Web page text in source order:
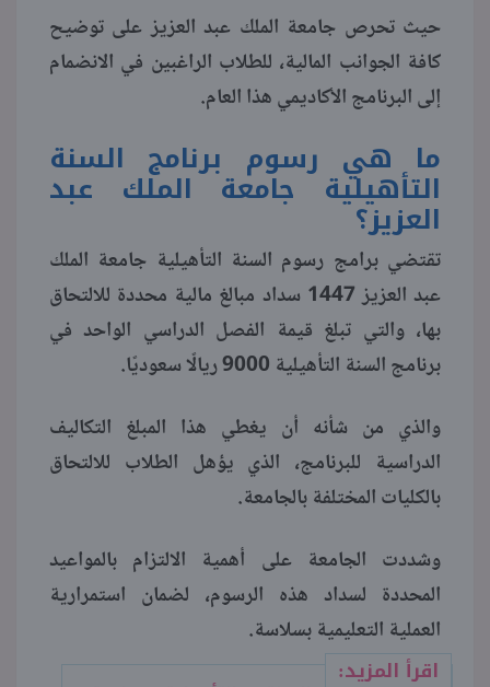
منوعات
حيث تحرص جامعة الملك عبد العزيز على توضيح
كافة الجوانب المالية، للطلاب الراغبين في الانضمام
إلى البرنامج الأكاديمي هذا العام.
ما هي رسوم برنامج السنة
التأهيلية جامعة الملك عبد
العزيز؟
تقتضي برامج رسوم السنة التأهيلية جامعة الملك
عبد العزيز 1447 سداد مبالغ مالية محددة للالتحاق
بها، والتي تبلغ قيمة الفصل الدراسي الواحد في
برنامج السنة التأهيلية 9000 ريالًا سعوديًا.
والذي من شأنه أن يغطي هذا المبلغ التكاليف
الدراسية للبرنامج، الذي يؤهل الطلاب للالتحاق
بالكليات المختلفة بالجامعة.
وشددت الجامعة على أهمية الالتزام بالمواعيد
المحددة لسداد هذه الرسوم، لضمان استمرارية
العملية التعليمية بسلاسة.
اقرأ المزيد: